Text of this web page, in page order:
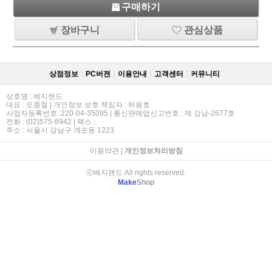
구매하기
장바구니 관심상품
상점정보 PC버젼 이용안내 고객센터 커뮤니티
상호명 : 베지랜드
대표 : 오종철 | 개인정보 보호 책임자 : 허용호
사업자등록번호 :220-04-35095 | 통신판매업신고번호 : 제 강남-2677호
전화 : (02)575-8942 | 팩스 :
주소 : 서울시 강남구 개포동 1223
이용약관| 개인정보처리방침
ⓒ베지랜드 All rights reserved.
MakeShop